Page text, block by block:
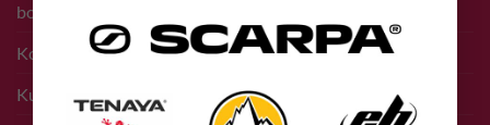
bolting.eu Team
Kontakt
Kunden